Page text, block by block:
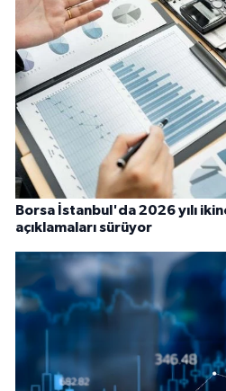
Borsa İstanbul'da 2026 yılı
açıklamaları sürüyor